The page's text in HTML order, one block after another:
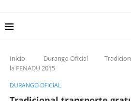
Inicio Durango Oficial
la FENADU 2015
DURANGO OFICIAL